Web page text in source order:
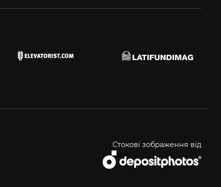
Стокові зображення від